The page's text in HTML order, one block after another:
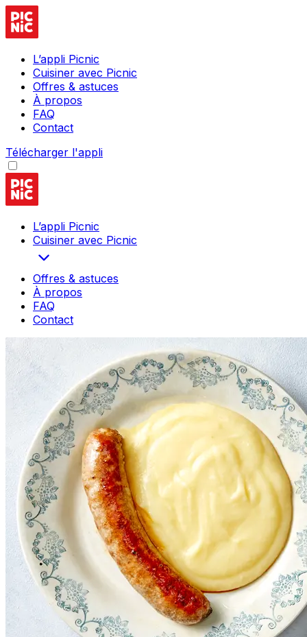
L’appli Picnic
Cuisiner avec Picnic
Offres & astuces
À propos
FAQ
Contact
Télécharger l'appli
L’appli Picnic
Cuisiner avec Picnic
Offres & astuces
À propos
FAQ
Contact